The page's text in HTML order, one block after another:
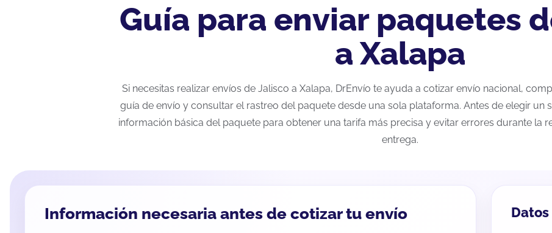
Guía para enviar paquetes
a Xalapa
Si necesitas realizar envíos de Jalisco a Xalapa, DrEnvío te ayuda a cotizar envío nacional,
guía de envío y consultar el rastreo del paquete desde una sola plataforma. Antes de elegir un
información básica del paquete para obtener una tarifa más precisa y evitar errores durante la
entrega.
Información necesaria antes de cotizar tu envío